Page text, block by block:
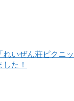
れいぜん荘ピクニ
た！